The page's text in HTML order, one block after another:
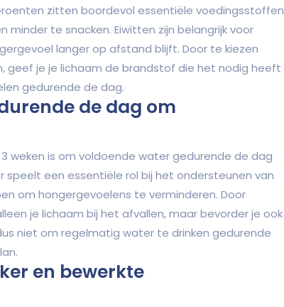
zitten boordevol essentiële voedingsstoffen
minder te snacken. Eiwitten zijn belangrijk voor
langer op afstand blijft. Door te kiezen
geef je je lichaam de brandstof die het nodig heeft
gedurende de dag.
de dag om
weken is om voldoende water gedurende de dag
een essentiële rol bij het ondersteunen van
om hongergevoelens te verminderen. Door
je lichaam bij het afvallen, maar bevorder je ook
niet om regelmatig water te drinken gedurende
en bewerkte